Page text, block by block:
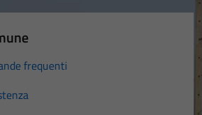
frequenti